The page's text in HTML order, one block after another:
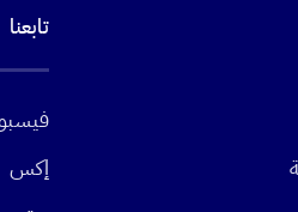
تابعنا
إكس